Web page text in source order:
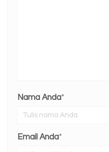
Nama Anda*
Email Anda*